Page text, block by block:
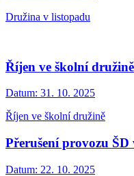
Družina v listopadu
Říjen ve školní družině
Datum: 31. 10. 2025
Říjen ve školní družině
Přerušení provozu
Datum: 22. 10. 2025